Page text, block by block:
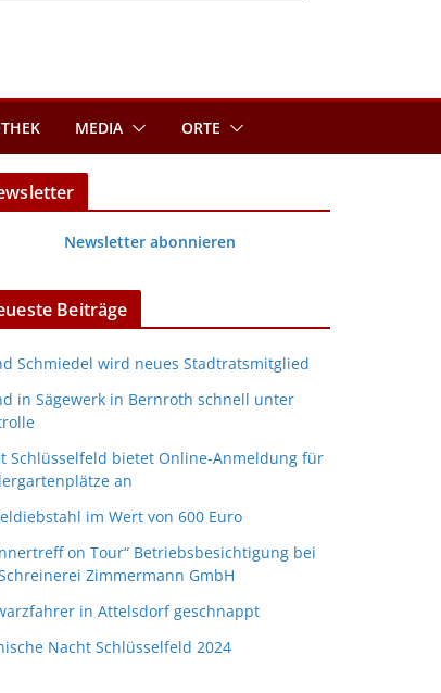
MEDIA ORTE
Newsletter abonnieren
Beiträge
Schmiedel wird neues Stadtratsmitglied
in Sägewerk in Bernroth schnell unter
Schlüsselfeld bietet Online-Anmeldung für
an
im Wert von 600 Euro
on Tour“ Betriebsbesichtigung bei
Zimmermann GmbH
in Attelsdorf geschnappt
Nacht Schlüsselfeld 2024